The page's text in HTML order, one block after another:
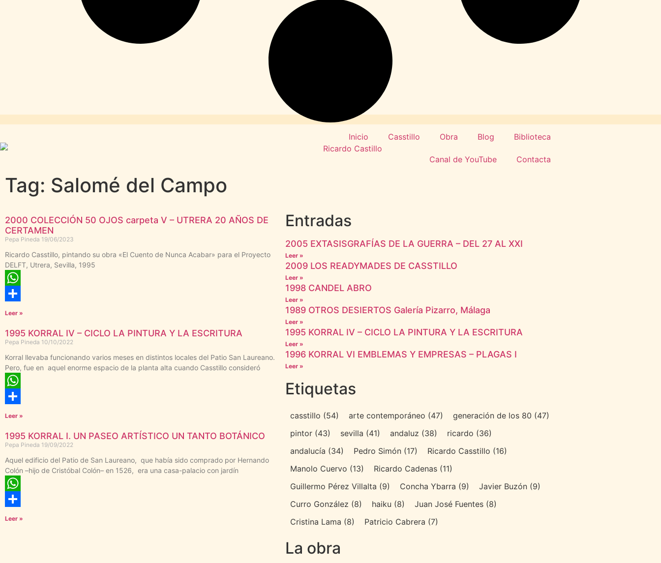
Inicio Casstillo Obra Blog Biblioteca
Canal de YouTube Contacta
Tag: Salomé del Campo
2000 COLECCIÓN 50 OJOS carpeta V – UTRERA 20 AÑOS DE
CERTAMEN
Pepa Pineda 19/06/2023
Ricardo Casstillo, pintando su obra «El Cuento de Nunca Acabar» para el Proyecto
DELFT, Utrera, Sevilla, 1995
WhatsApp
Compartir
Leer »
1995 KORRAL IV – CICLO LA PINTURA Y LA ESCRITURA
Pepa Pineda 10/10/2022
Korral llevaba funcionando varios meses en distintos locales del Patio San Laureano.
Pero, fue en aquel enorme espacio de la planta alta cuando Casstillo consideró
WhatsApp
Compartir
Leer »
1995 KORRAL I. UN PASEO ARTÍSTICO UN TANTO BOTÁNICO
Pepa Pineda 19/09/2022
Aquel edificio del Patio de San Laureano, que había sido comprado por Hernando
Colón –hijo de Cristóbal Colón– en 1526, era una casa-palacio con jardín
WhatsApp
Compartir
Leer »
Entradas
2005 EXTASISGRAFÍAS DE LA GUERRA – DEL 27 AL XXI
Leer »
2009 LOS READYMADES DE CASSTILLO
Leer »
1998 CANDEL ABRO
Leer »
1989 OTROS DESIERTOS Galería Pizarro, Málaga
Leer »
1995 KORRAL IV – CICLO LA PINTURA Y LA ESCRITURA
Leer »
1996 KORRAL VI EMBLEMAS Y EMPRESAS – PLAGAS I
Leer »
Etiquetas
casstillo (54) arte contemporáneo (47) generación de los 80 (47)
pintor (43) sevilla (41) andaluz (38) ricardo (36)
andalucía (34) Pedro Simón (17) Ricardo Casstillo (16)
Manolo Cuervo (13) Ricardo Cadenas (11)
Guillermo Pérez Villalta (9) Concha Ybarra (9) Javier Buzón (9)
Curro González (8) haiku (8) Juan José Fuentes (8)
Cristina Lama (8) Patricio Cabrera (7)
La obra